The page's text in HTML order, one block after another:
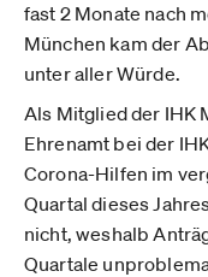
fast 2 Monate nach
München kam der
unter aller Würde.
Als Mitglied der IHK
Ehrenamt bei der
Corona-Hilfen im
Quartal dieses
nicht, weshalb
Quartale